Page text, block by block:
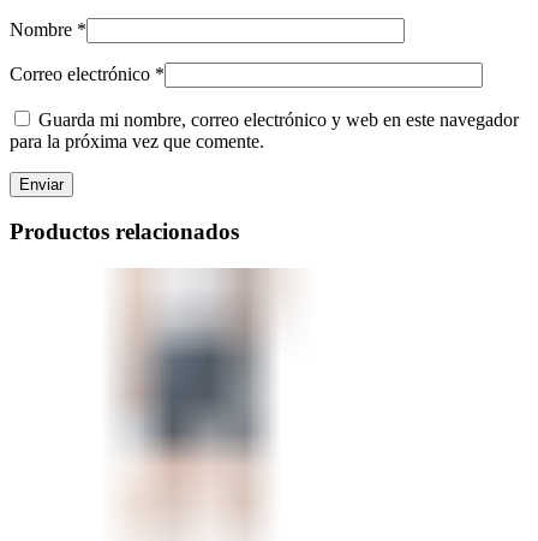
Nombre *
Correo electrónico *
Guarda mi nombre, correo electrónico y web en este navegador
para la próxima vez que comente.
Productos relacionados